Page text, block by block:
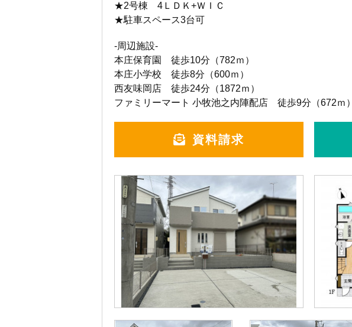
★2号棟 4ＬＤＫ+ＷＩＣ
★駐車スペース3台可
-周辺施設-
本庄保育園 徒歩10分（782ｍ）
本庄小学校 徒歩8分（600ｍ）
西友味岡店 徒歩24分（1872ｍ）
ファミリーマート 小牧池之内陣配店 徒歩9分（672ｍ）
資料請求